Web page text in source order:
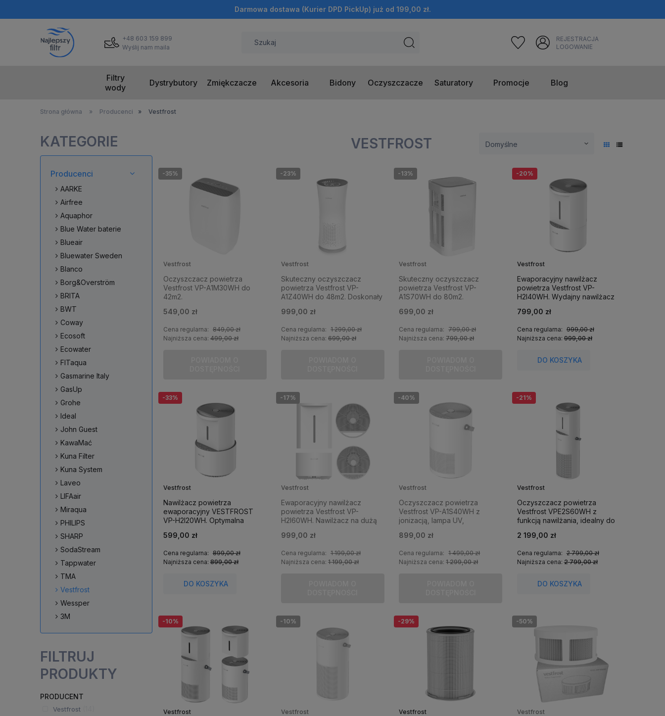
Darmowa dostawa (Kurier DPD PickUp) już od 199,00 zł.
+48 603 159 899
Wyślij nam maila
REJESTRACJA
LOGOWANIE
Filtry
wody
Dystrybutory Zmiękczacze Akcesoria Bidony Oczyszczacze Saturatory Promocje Blog
Strona główna » Producenci » Vestfrost
KATEGORIE
Producenci
AARKE
Airfree
Aquaphor
Blue Water baterie
Blueair
Bluewater Sweden
Blanco
Borg&Overström
BRITA
BWT
Coway
Ecosoft
Ecowater
FITaqua
Gasmarine Italy
GasUp
Grohe
Ideal
John Guest
KawaMać
Kuna Filter
Kuna System
Laveo
LIFAair
Miraqua
PHILIPS
SHARP
SodaStream
Tappwater
TMA
Vestfrost
Wessper
3M
FILTRUJ
PRODUKTY
PRODUCENT
Vestfrost
VESTFROST
Vestfrost
Oczyszczacz powietrza
Vestfrost VP-A1M30WH do
42m2.
549,00 zł
Cena regularna: 849,00 zł
Najniższa cena: 499,00 zł
-35%
Vestfrost
Skuteczny oczyszczacz
powietrza Vestfrost VP-
A1Z40WH do 48m2. Doskonały
smogiem i alergią.
999,00 zł
Cena regularna:
1 299,00 zł
Najniższa cena:699,00 zł
-23%
Vestfrost
Skuteczny oczyszczacz
powietrza Vestfrost VP-
A1S70WH do 80m2.
699,00 zł
Cena regularna:
799,00 zł
Najniższa cena:799,00 zł
-13%
Vestfrost
Ewaporacyjny nawilżacz
powietrza Vestfrost VP-
H2I40WH. Wydajny nawilżacz
799,00 zł
Cena regularna: 999,00 zł
Najniższa cena:999,00 zł
DO KOSZYKA
-20%
Vestfrost
Nawilżacz powietrza
ewaporacyjny VESTFROST
VP-H2I20WH. Optymalna
m².
599,00 zł
Cena regularna: 899,00 zł
Najniższa cena:899,00 zł
DO KOSZYKA
-33%
Vestfrost
Ewaporacyjny nawilżacz
powietrza Vestfrost VP-
H2I60WH. Nawilżacz na dużą
999,00 zł
Cena regularna:
1 199,00 zł
Najniższa cena:1 199,00 zł
-17%
Vestfrost
Oczyszczacz powietrza
Vestfrost VP-A1S40WH z
jonizacją, lampa UV,
899,00 zł
Cena regularna:
1 499,00 zł
Najniższa cena:1 299,00 zł
-40%
Vestfrost
Oczyszczacz powietrza
Vestfrost VPE2S60WH z
funkcją nawilżania, idealny do
2 199,00 zł
Cena regularna: 2 799,00 zł
Najniższa cena:2 799,00 zł
DO KOSZYKA
-21%
Vestfrost
-10%
Vestfrost
-10%
Vestfrost
-29%
Vestfrost
-50%